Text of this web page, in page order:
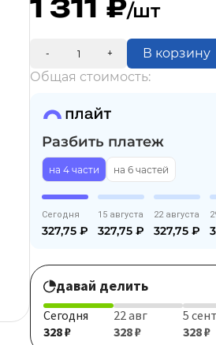
1 311 /шт
- + В корзину
Общая стоимость:
Разбить платеж
на 4 части на 6 частей
Сегодня
327,75 ₽
15 августа
327,75 ₽
22 августа
327,75 ₽
давай делить
Сегодня
328 ₽
22 авг
328 ₽
5 сент
328 ₽